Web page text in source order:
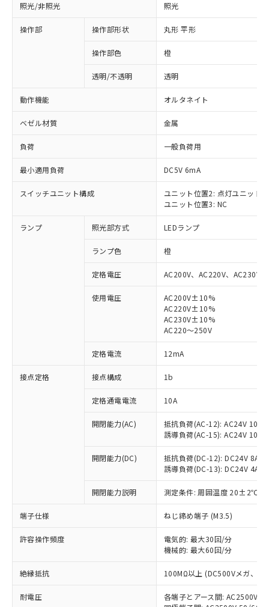
照光/非照光 照光
操作部 操作部形状 丸形 平形
操作部色 橙
透明/不透明 透明
動作機能 オルタネイト
ベゼル材質 金属
負荷 一般負荷用
最小適用負荷 DC5V 6mA
スイッチユニット構成
ユニット位置2: 点灯ユニット
ユニット位置3: NC
ランプ 照光部方式 LEDランプ
ランプ色 橙
定格電圧 AC200V、AC220V、AC230V
使用電圧
AC200V±10%
AC220V±10%
AC230V±10%
AC220～250V
定格電流 12mA
接点定格 接点構成 1b
定格通電電流 10A
開閉能力(AC)
抵抗負荷(AC-12): AC24V 10A/
誘導負荷(AC-15): AC24V
開閉能力(DC)
抵抗負荷(DC-12): DC24V 8A/
誘導負荷(DC-13): DC24V 4A/
開閉能力説明 測定条件: 周囲温度 20±2℃、
端子仕様 ねじ締め端子 (M3.5)
許容操作頻度
電気的: 最大30回/分
機械的: 最大60回/分
絶縁抵抗 100MΩ以上 (DC500Vメガ、点
耐電圧
各端子とアース間: AC2500V
ご利用条件
以下の条件をお読みいただき、同意のうえ
本サービスは、当社制御機器事業取扱
商品の当社在庫状況および標準価格
(税抜)を提供させていただくもので
当社制御機器事業取扱商品の中には、
本サービスの対象外となる商品もある
ことをご了承ください。
在庫状況および標準価格照会結果は、
記載している更新日時点での社内デー
タに基づき作成されるものであり、閲
準価格とは異なる場合があることをご
対応済み：EU RoHS指令（10物質）の
非含有に対応した製品が提供可能な商品で
対応予定：EU RoHS指令（10物質）の非含
有に対応した製品に切り替える予定のある
対応予定なし：EU RoHS指令（10物質）の
非含有に非対応の商品で、対応品を出す予
調査・確認中：EU RoHS指令（10物質）の
非含有の対応状況を調査中または確認中の
非該当品：ライセンス料など無形物で、有
害物質有無と関係のない商品です。
仕入先様の事情により、非含有部品として
いたものが、含有品と判明した場合などや
むを得ず変更することがあります。
*EU RoHS指令（10物質）：
鉛(Pb) 1000ppm以下、 水銀(Hg) 1000ppm以下、 カド
六価クロム(Cr(Ⅵ)) 1000ppm以下、ポリ臭化ビフェニル
「○」：最大均質材料含有率が中国RoHSの
基準値以下であることを示します。
「×」：最大均質材料含有率が中国RoHSの
基準値を超えていることを示します。
「－」：未確認です。当社販売部門へお問
当社は、これら貴社製品のうち、外国
為替および外国貿易法に定める商品
（以下｢規制貨物等」という）を輸出
または国外への提供する場合は、日本
国政府の輸出許可(または役務取引許
可)を取得するなどの必要な手続きを